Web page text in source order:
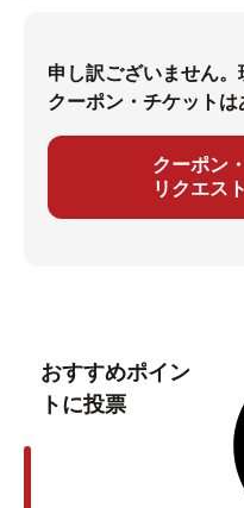
申し訳ございません
クーポン・チケットは
クーポン
リクエス
おすすめポイン
トに投票